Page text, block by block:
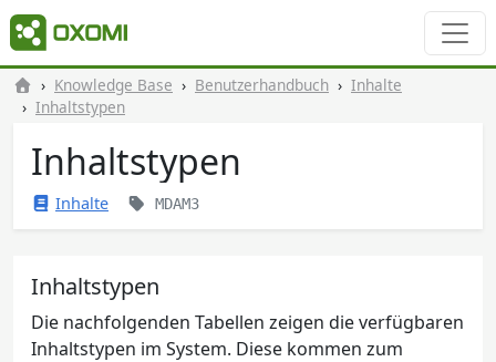
Knowledge Base Benutzerhandbuch
Inhalte
Inhaltstypen
Inhaltstypen
Inhalte MDAM3
Inhaltstypen
Die nachfolgenden Tabellen zeigen die verfügbaren
Inhaltstypen im System. Diese kommen zum